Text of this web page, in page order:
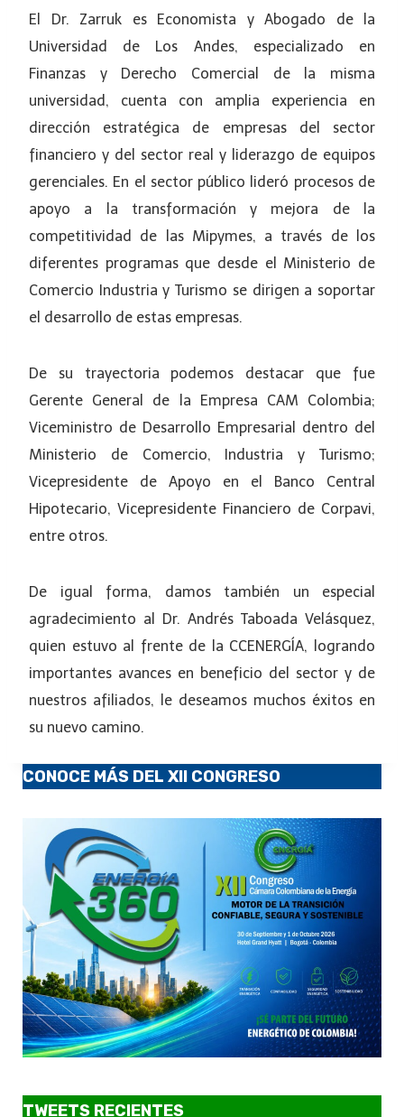
El Dr. Zarruk es Economista y Abogado de la
Universidad de Los Andes, especializado en
Finanzas y Derecho Comercial de la misma
universidad, cuenta con amplia experiencia en
dirección estratégica de empresas del sector
financiero y del sector real y liderazgo de equipos
gerenciales. En el sector público lideró procesos de
apoyo a la transformación y mejora de la
competitividad de las Mipymes, a través de los
diferentes programas que desde el Ministerio de
Comercio Industria y Turismo se dirigen a soportar
el desarrollo de estas empresas.
De su trayectoria podemos destacar que fue
Gerente General de la Empresa CAM Colombia;
Viceministro de Desarrollo Empresarial dentro del
Ministerio de Comercio, Industria y Turismo;
Vicepresidente de Apoyo en el Banco Central
Hipotecario, Vicepresidente Financiero de Corpavi,
entre otros.
De igual forma, damos también un especial
agradecimiento al Dr. Andrés Taboada Velásquez,
quien estuvo al frente de la CCENERGÍA, logrando
importantes avances en beneficio del sector y de
nuestros afiliados, le deseamos muchos éxitos en
su nuevo camino.
CONOCE MÁS DEL XII CONGRESO
TWEETS RECIENTES